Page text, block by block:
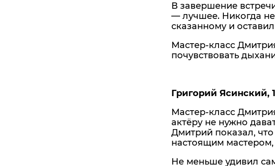
В завершение
— лучшее. Никогда не
сказанному и
Мастер-класс
почувствовать
Григорий Ясинский,
Мастер-класс
актёру не нужно
Дмитрий показал, что
настоящим мастером,
Не меньше удивил